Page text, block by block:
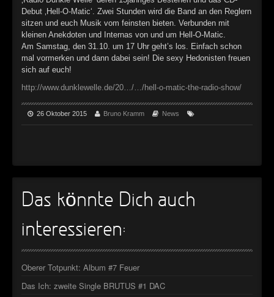
Oberer Totpunkt
► Gevatter Tod
Oberer Totpunkt
►
►
►
►
Debut ‚Hell-O-Matic‘. Zwei Stunden wird die Band an den Reglern
sitzen und euch Musik vom feinsten bieten. Verbunden mit
kleinen Anekdoten und Internas von und um Hell-O-Matic.
Am Samstag, den 31.10. um 17 Uhr geht’s los. Einfach schon
mal vormerken und dann dabei sein! Die sexy Hedonisten freuen
sich auf euch!
http://www.dunklewelle.de/20…/…/hell-o-matic-the-radio-show/
26 Oktober 2015 Bruno Kramm News
Das könnte Dich auch
interessieren:
Oberer Totpunkt: Album #7 Feuer
Das Ich: zweite Single BRUTUS #1 DAC